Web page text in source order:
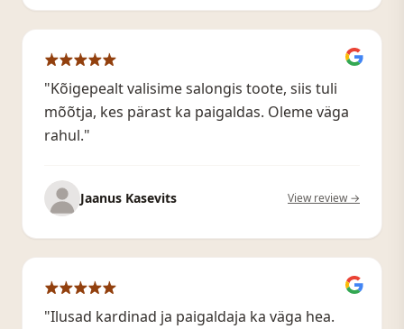
"Kõigepealt valisime salongis toote, siis tuli
mõõtja, kes pärast ka paigaldas. Oleme väga
rahul."
Jaanus Kasevits View review →
"Ilusad kardinad ja paigaldaja ka väga hea.